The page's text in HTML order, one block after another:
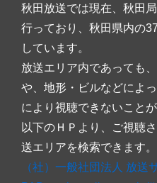
秋田放送では現在、秋田
行っており、秋田県内の
しています。
放送エリア内であっても
や、地形・ビルなどによ
により視聴できないことが
以下のＨＰより、ご視聴
送エリアを検索できます。
（社）一般社団法人 放送